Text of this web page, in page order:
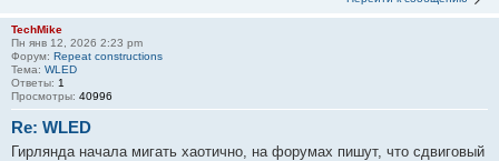
TechMike
Пн янв 12, 2026 2:23 pm
Форум: Repeat constructions
Тема: WLED
Ответы: 1
Просмотры: 40996
Re: WLED
Гирлянда начала мигать хаотично, на форумах пишут, что сдвиговый